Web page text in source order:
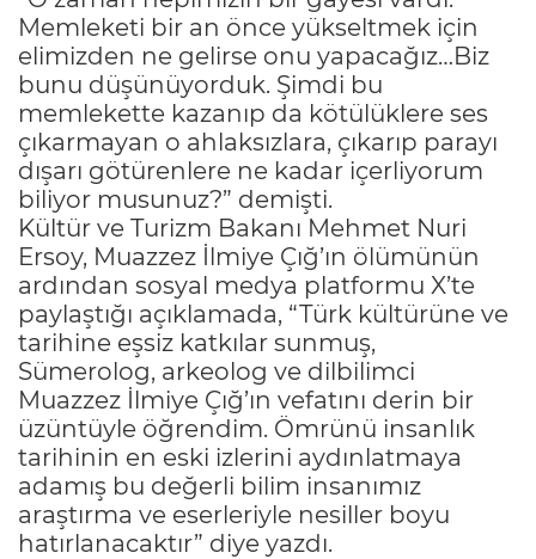
Memleketi bir an önce yükseltmek için
elimizden ne gelirse onu yapacağız…Biz
bunu düşünüyorduk. Şimdi bu
memlekette kazanıp da kötülüklere ses
çıkarmayan o ahlaksızlara, çıkarıp parayı
dışarı götürenlere ne kadar içerliyorum
biliyor musunuz?” demişti.
Kültür ve Turizm Bakanı Mehmet Nuri
Ersoy, Muazzez İlmiye Çığ’ın ölümünün
ardından sosyal medya platformu X’te
paylaştığı açıklamada, “Türk kültürüne ve
tarihine eşsiz katkılar sunmuş,
Sümerolog, arkeolog ve dilbilimci
Muazzez İlmiye Çığ’ın vefatını derin bir
üzüntüyle öğrendim. Ömrünü insanlık
tarihinin en eski izlerini aydınlatmaya
adamış bu değerli bilim insanımız
araştırma ve eserleriyle nesiller boyu
hatırlanacaktır” diye yazdı.